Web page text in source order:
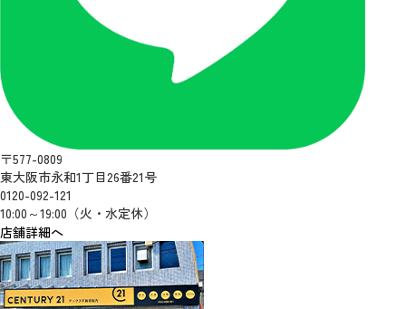
〒577-0809
東大阪市永和1丁目26番21号
0120-092-121
10:00～19:00（火・水定休）
店舗詳細へ